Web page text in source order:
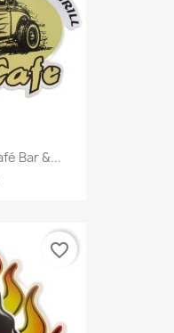
Bar &...
favorite_border